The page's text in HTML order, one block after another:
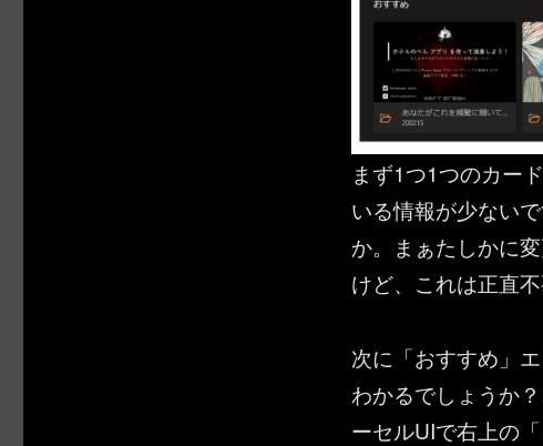
まず1つ1つのカー
いる情報が少ない
か。まぁたしかに
けど、これは正直
次に「おすすめ」
わかるでしょうか
ーセルUIで右上の